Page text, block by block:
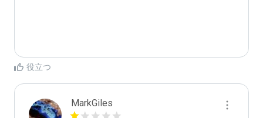
役立つ
MarkGiles